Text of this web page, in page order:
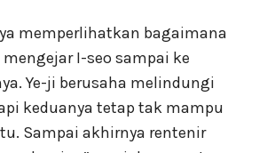
memperlihatkan bagaimana
I-seo sampai ke
Ye-ji berusaha melindungi
keduanya tetap tak mampu
Sampai akhirnya rentenir